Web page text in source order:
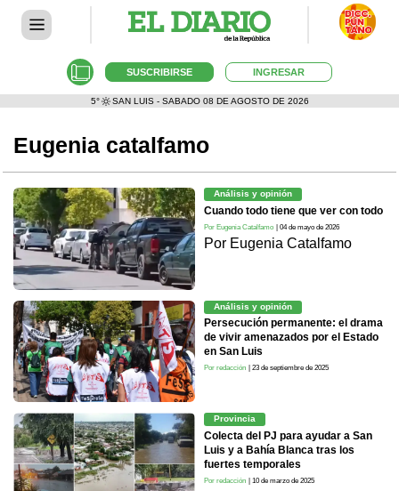
SUSCRIBIRSE INGRESAR
5° SAN LUIS - SABADO 08 DE AGOSTO DE 2026
Eugenia catalfamo
Análisis y opinión
Cuando todo tiene que ver con todo
Por Eugenia Catalfamo | 04 de mayo de 2026
Por Eugenia Catalfamo
Análisis y opinión
Persecución permanente: el drama
de vivir amenazados por el Estado
en San Luis
Por redacción | 23 de septiembre de 2025
Provincia
Colecta del PJ para ayudar a San
Luis y a Bahía Blanca tras los
fuertes temporales
Por redacción | 10 de marzo de 2025